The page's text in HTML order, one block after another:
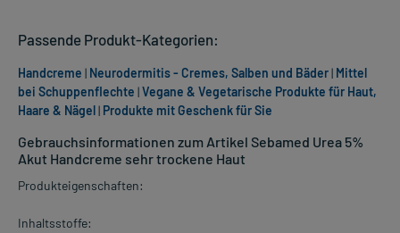
Gebrauchsinformationen zum Artikel Sebamed Urea 5%
Akut Handcreme sehr trockene Haut
Produkteigenschaften:
Inhaltsstoffe:
Passende Produkt-Kategorien:
Handcreme | Neurodermitis - Cremes, Salben und Bäder| Mittel
bei Schuppenflechte |Vegane & Vegetarische Produkte für Haut,
Haare & Nägel| Produkte mit Geschenk für Sie